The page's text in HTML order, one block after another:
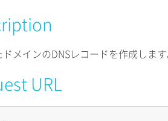
メインのDNSレコードを作成します
URL